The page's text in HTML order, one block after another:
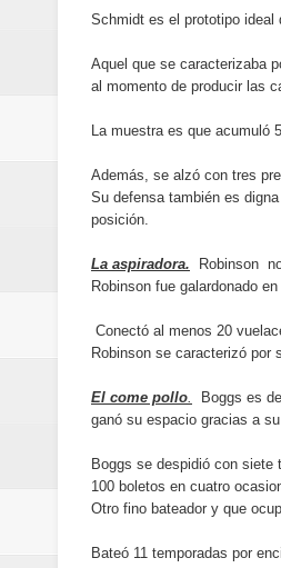
La
la
Schmidt es el prototipo
Aquel que se caracterizaba
al momento de producir las
La muestra es que acumuló
Además, se alzó con tres
Su defensa también es
posición.
La aspiradora. Robinson
Robinson fue galardonado
Conectó al menos 20
Robinson se caracterizó por
El come pollo.
Boggs es
ganó su espacio gracias a
Boggs se despidió con siete
100 boletos en cuatro
Otro fino bateador y que
Bateó 11 temporadas por